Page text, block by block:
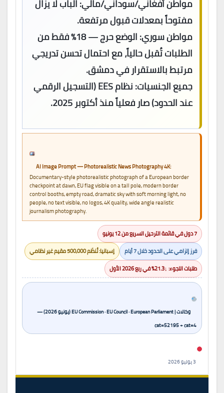
مواطن أفغاني/سوداني/مالي:الباب لا يزال
مفتوحاً بمعدلات قبول مرتفعة.
مواطن سوري:
الوضع حرج — 18% فقط من
الطلبات تُقبل حالياً، مع احتمال تحسن تدريجي
مرتبط بالاستقرار في دمشق.
جميع الجنسيات:
نظام EES (التسجيل الرقمي
عند الحدود) صار فعلياً منذ أكتوبر 2025.
AI Image Prompt — Photorealistic News Photography 4K:
Documentary-style photorealistic photograph of a European border
checkpoint at dawn, EU flag visible on a tall pole, modern border
control booths, empty road, dramatic sky with soft morning light, no
people, no text visible, no logos, 4K quality, wide angle realistic
journalism photography.
7 دول في قائمة الترحيل السريع من 12 يونيو
فرز إلزامي على الحدود خلال 7 أيام
إسبانيا: تُنظّم 500,000 مقيم غير نظامي
طلبات اللجوء: ↓21.3% في ربع 2026 الأول
وكالات | EU Commission · EU Council · European Parliament (يونيو 2026) —
cat=52195 + cat=4